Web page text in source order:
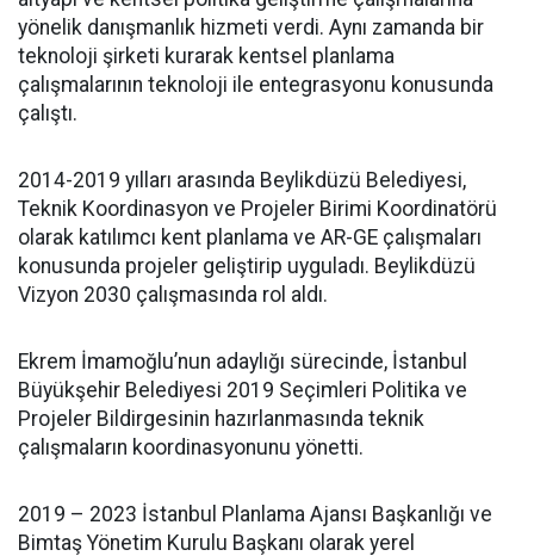
yönelik danışmanlık hizmeti verdi. Aynı zamanda bir
teknoloji şirketi kurarak kentsel planlama
çalışmalarının teknoloji ile entegrasyonu konusunda
çalıştı.
2014-2019 yılları arasında Beylikdüzü Belediyesi,
Teknik Koordinasyon ve Projeler Birimi Koordinatörü
olarak katılımcı kent planlama ve AR-GE çalışmaları
konusunda projeler geliştirip uyguladı. Beylikdüzü
Vizyon 2030 çalışmasında rol aldı.
Ekrem İmamoğlu’nun adaylığı sürecinde, İstanbul
Büyükşehir Belediyesi 2019 Seçimleri Politika ve
Projeler Bildirgesinin hazırlanmasında teknik
çalışmaların koordinasyonunu yönetti.
2019 – 2023 İstanbul Planlama Ajansı Başkanlığı ve
Bimtaş Yönetim Kurulu Başkanı olarak yerel